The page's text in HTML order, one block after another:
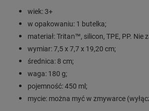
wiek: 3+
w opakowaniu: 1 butelka;
materiał:Tritan™, silicon, TPE, PP. Nie
wymiar: 7,5 x 7,7 x 19,20 cm;
średnica: 8 cm;
waga: 180 g;
pojemność: 450 ml;
mycie: można myć w zmywarce